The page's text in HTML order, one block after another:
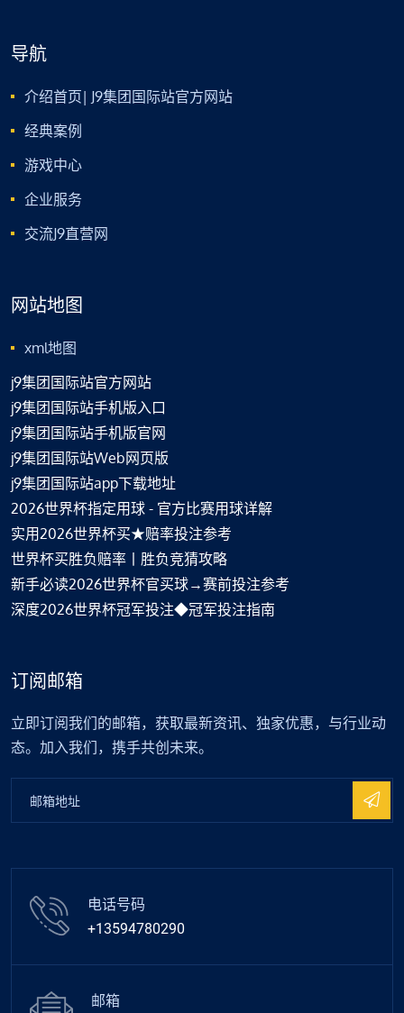
导航
介绍首页| J9集团国际站官方网站
经典案例
游戏中心
企业服务
交流J9直营网
网站地图
xml地图
j9集团国际站官方网站
j9集团国际站手机版入口
j9集团国际站手机版官网
j9集团国际站Web网页版
j9集团国际站app下载地址
2026世界杯指定用球 - 官方比赛用球详解
实用2026世界杯买★赔率投注参考
世界杯买胜负赔率丨胜负竞猜攻略
新手必读2026世界杯官买球→赛前投注参考
深度2026世界杯冠军投注◆冠军投注指南
订阅邮箱
立即订阅我们的邮箱，获取最新资讯、独家优惠，与行业动
态。加入我们，携手共创未来。
电话号码
+13594780290
邮箱